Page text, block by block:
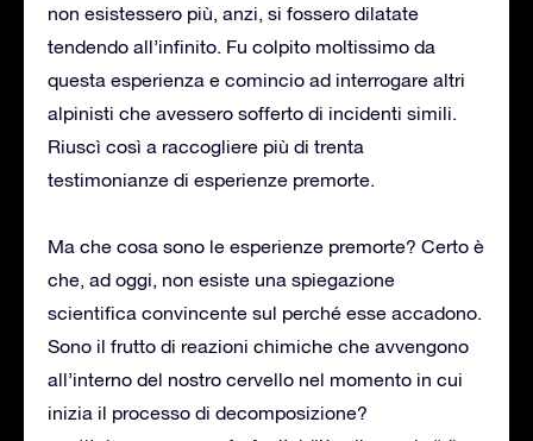
non esistessero più, anzi, si fossero dilatate
tendendo all’infinito. Fu colpito moltissimo da
questa esperienza e comincio ad interrogare altri
alpinisti che avessero sofferto di incidenti simili.
Riuscì così a raccogliere più di trenta
testimonianze di esperienze premorte.
Ma che cosa sono le esperienze premorte? Certo è
che, ad oggi, non esiste una spiegazione
scientifica convincente sul perché esse accadono.
Sono il frutto di reazioni chimiche che avvengono
all’interno del nostro cervello nel momento in cui
inizia il processo di decomposizione?